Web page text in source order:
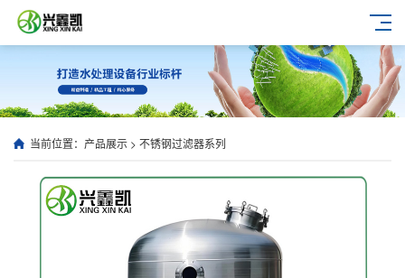
当前位置： 产品展示 > 不锈钢过滤器系列